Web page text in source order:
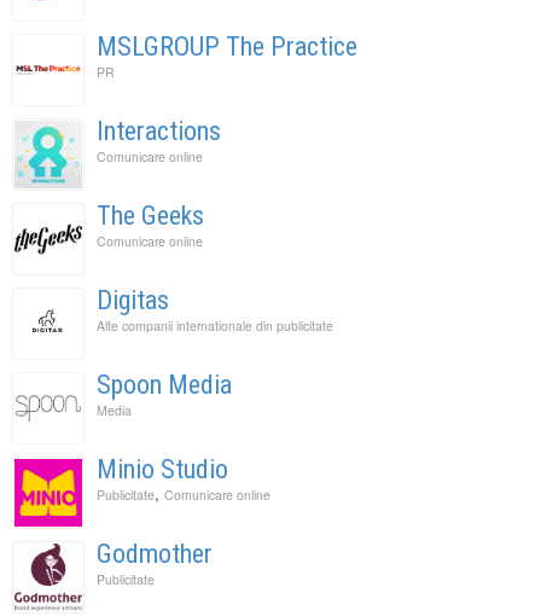
MSLGROUP The Practice
PR
Interactions
Comunicare online
The Geeks
Comunicare online
Digitas
Alte companii internationale din publicitate
Spoon Media
Media
Minio Studio
Publicitate, Comunicare online
Godmother
Publicitate